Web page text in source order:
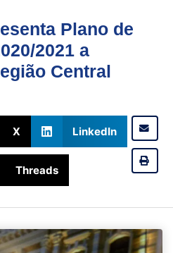
Plano de
2021 a
Central
X LinkedIn
Threads